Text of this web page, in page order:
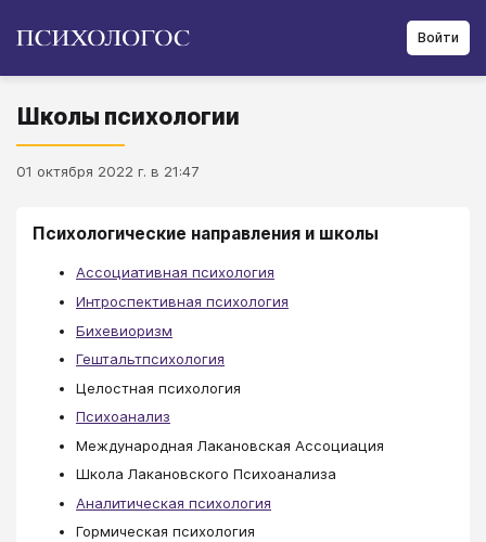
Войти
Школы психологии
01 октября 2022 г. в 21:47
Психологические направления и школы
Ассоциативная психология
Интроспективная психология
Бихевиоризм
Гештальтпсихология
Целостная психология
Психоанализ
Международная Лакановская Ассоциация
Школа Лакановского Психоанализа
Аналитическая психология
Гормическая психология